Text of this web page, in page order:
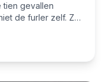
tien gevallen
de furler zelf. Zo